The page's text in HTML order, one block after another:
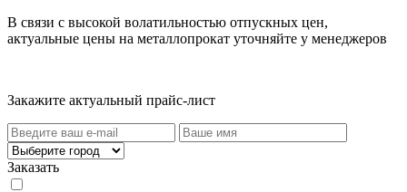
В связи с высокой волатильностью отпускных цен,
актуальные цены на металлопрокат уточняйте у менеджеров
Закажите актуальный прайс-лист
Заказать